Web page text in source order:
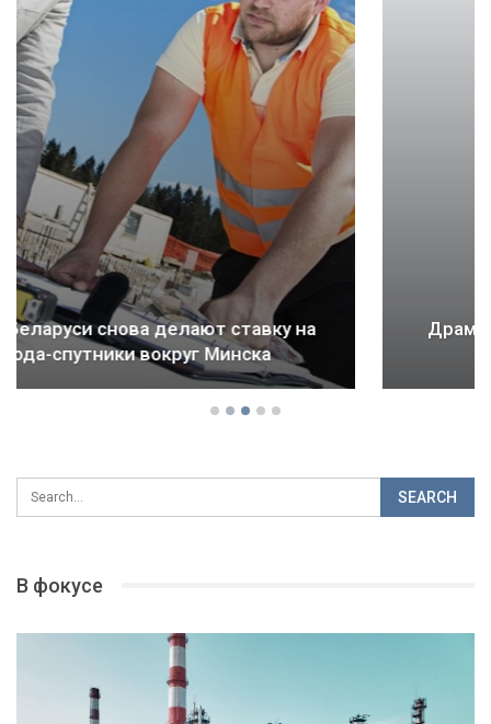
Драма Детройта: как ломается будущее
городов и стран
В фокусе